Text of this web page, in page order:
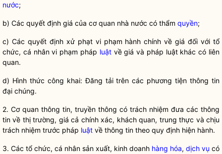
nước;
b) Các quyết định giá của cơ quan nhà nước có thẩm quyền;
c) Các quyết định xử phạt vi phạm hành chính về giá đối với tổ
chức, cá nhân vi phạm pháp luậtvề giá và pháp luậtkhác có liên
quan.
d) Hình thức công khai: Đăng tải trên các phương tiện thông tin
đại chúng.
2. Cơ quan thông tin, truyền thông có trách nhiệm đưa các thông
tin về thị trường, giá cả chính xác, khách quan, trung thực và chịu
trách nhiệm trước pháp luật về thông tin theo quy định hiện hành.
3. Các tổ chức, cá nhân sản xuất, kinh doanh hàng hóa, dịch vụ có